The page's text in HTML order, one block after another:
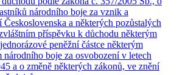
národního boje za vznik a
Československa a některých pozůstalých
příspěvku k důchodu některým
peněžní částce některým
národního boje za osvobození v letech
a o změně některých zákonů, ve znění